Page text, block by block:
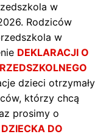
w
Rodziców
w
DEKLARACJI O
dzieci otrzymały
którzy chcą
prosimy o
DO